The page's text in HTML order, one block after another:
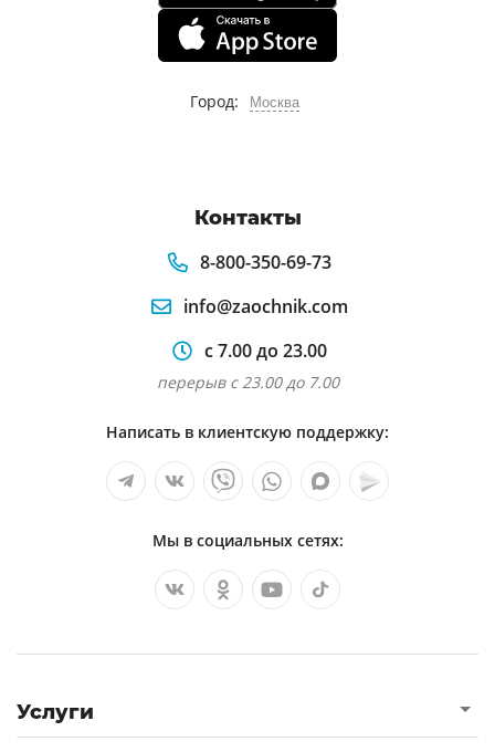
Город: Москва
Контакты
8-800-350-69-73
info@zaochnik.com
с 7.00 до 23.00
перерыв с 23.00 до 7.00
Написать в клиентскую поддержку:
Мы в социальных сетях:
Услуги